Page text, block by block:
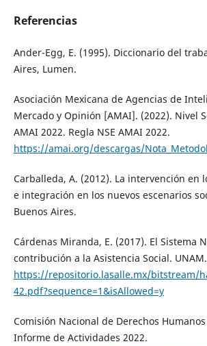
Referencias
Ander-Egg, E. (1995). Diccionario del
Aires, Lumen.
Asociación Mexicana de Agencias de
Mercado y Opinión [AMAI]. (2022). Nivel
AMAI 2022. Regla NSE AMAI 2022.
https://amai.org/descargas/
Carballeda, A. (2012). La intervención en
e integración en los nuevos escenarios
Buenos Aires.
Cárdenas Miranda, E. (2017). El Sistema
contribución a la Asistencia Social. UNAM.
https://repositorio.lasalle.mx/bitstream/
42.pdf?sequence=1&isAllowed=y
Comisión Nacional de Derechos
Informe de Actividades 2022.